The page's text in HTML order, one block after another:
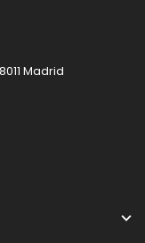
Madrid